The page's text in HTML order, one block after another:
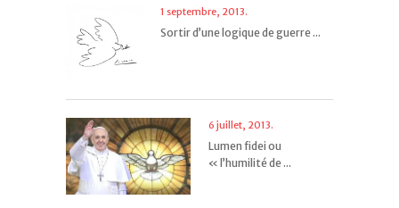
1 septembre, 2013.
Sortir d’une logique de guerre ...
6 juillet, 2013.
Lumen fidei ou
« l’humilité de ...